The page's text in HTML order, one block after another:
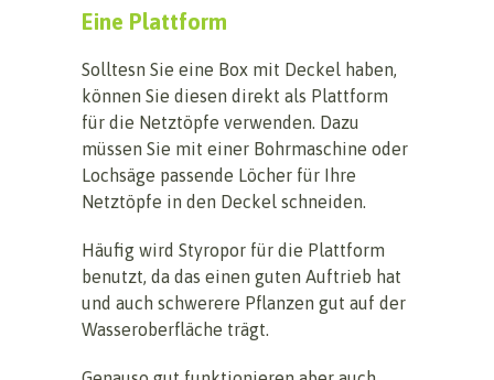
Eine Plattform
Solltesn Sie eine Box mit Deckel haben,
können Sie diesen direkt als Plattform
für die Netztöpfe verwenden. Dazu
müssen Sie mit einer Bohrmaschine oder
Lochsäge passende Löcher für Ihre
Netztöpfe in den Deckel schneiden.
Häufig wird Styropor für die Plattform
benutzt, da das einen guten Auftrieb hat
und auch schwerere Pflanzen gut auf der
Wasseroberfläche trägt.